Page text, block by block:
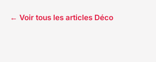
← Voir tous les articles Déco